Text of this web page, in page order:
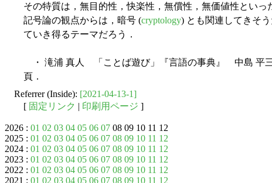
その特質は，無目的性，快楽性，無償性，無価値性とい
記号論の観点からは，暗号 (cryptology) とも関連してきそ
ていき得るテーマだろう．
・ 滝浦 真人 「ことば遊び」『言語の事典』 中島 平三
頁．
Referrer (Inside): [2021-04-13-1]
[ 固定リンク | 印刷用ページ ]
2026 : 01 02 03 04 05 06 07 08 09 10 11 12
2025 : 01 02 03 04 05 06 07 08 09 10 11 12
2024 : 01 02 03 04 05 06 07 08 09 10 11 12
2023 : 01 02 03 04 05 06 07 08 09 10 11 12
2022 : 01 02 03 04 05 06 07 08 09 10 11 12
2021 : 01 02 03 04 05 06 07 08 09 10 11 12